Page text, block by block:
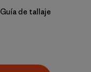
Guía de tallaje